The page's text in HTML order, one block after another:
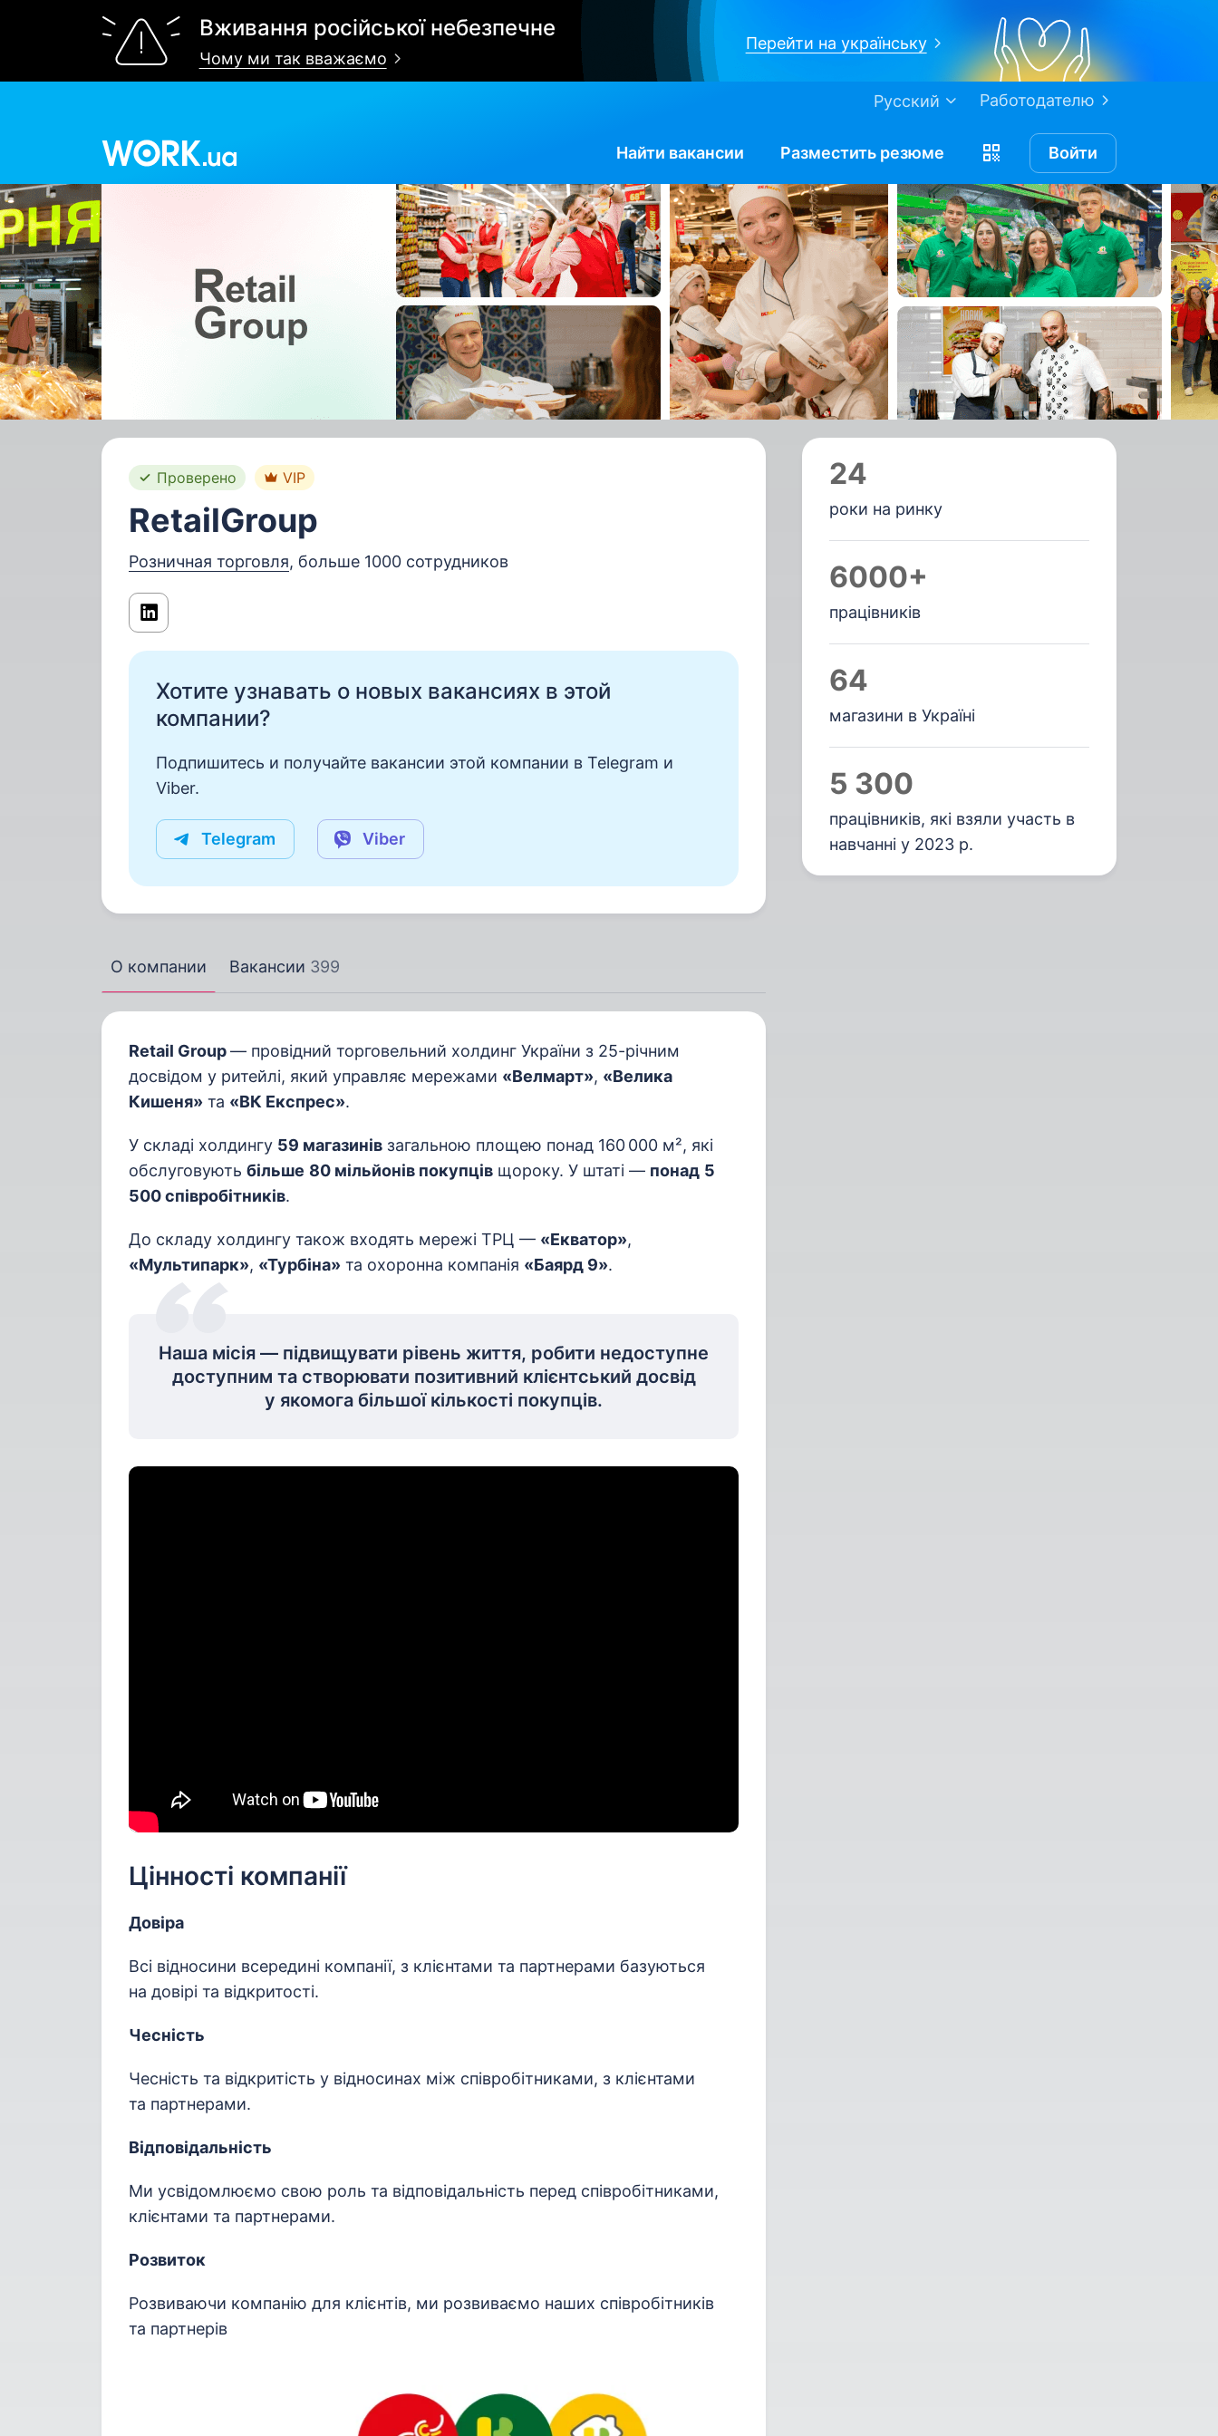
Вживання російської небезпечне
Чому ми так вважаємо
Перейти на українську
Работодателю
Русский
Найти вакансии Разместить резюме Войти
Проверено VIP
RetailGroup
Розничная торговля, больше 1000 сотрудников
Хотите узнавать о новых вакансиях в этой
компании?
Подпишитесь и получайте вакансии этой компании в Telegram и
Viber.
Telegram Viber
О компании Вакансии 399
Retail Group— провідний торговельний холдинг України з 25-річним
досвідом у ритейлі, який управляє мережами «Велмарт», «Велика
Кишеня» та «ВК Експрес».
У складі холдингу 59 магазинів загальною площею понад 160 000 м², які
обслуговують більше 80 мільйонів покупців щороку. У штаті — понад 5
500 співробітників.
До складу холдингу також входять мережі ТРЦ — «Екватор»,
«Мультипарк», «Турбіна» та охоронна компанія «Баярд 9».
Наша місія — підвищувати рівень життя, робити недоступне
доступним та створювати позитивний клієнтський досвід
у якомога більшої кількості покупців.
Цінності компанії
Довіра
Всі відносини всередині компанії, з клієнтами та партнерами базуються
на довірі та відкритості.
Чесність
Чесність та відкритість у відносинах між співробітниками, з клієнтами
та партнерами.
Відповідальність
Ми усвідомлюємо свою роль та відповідальність перед співробітниками,
клієнтами та партнерами.
Розвиток
Розвиваючи компанію для клієнтів, ми розвиваємо наших співробітників
та партнерів
24
роки на ринку
6000+
працівників
64
магазини в Україні
5 300
працівників, які взяли участь в
навчанні у 2023 р.